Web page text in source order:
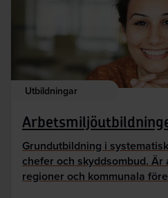
Utbildningar
Grundutbildning i
chefer och skyddsombud.
regioner och kommunala